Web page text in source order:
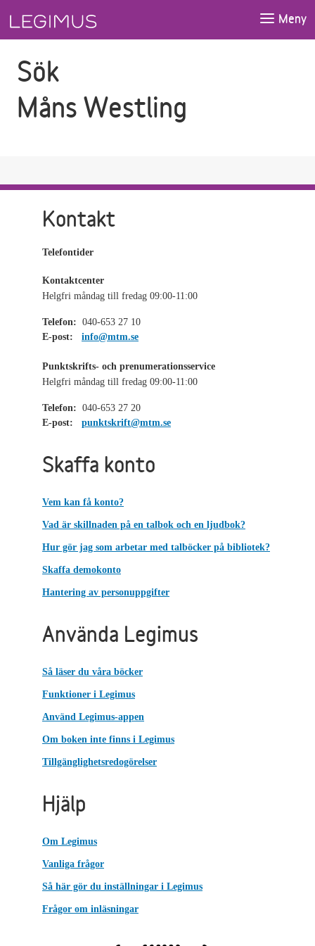
Meny
Sök
Måns Westling
Kontakt
Telefontider
Kontaktcenter
Helgfri måndag till fredag 09:00-11:00
Telefon: 040-653 27 10
E-post:
info@mtm.se
Punktskrifts- och prenumerationsservice
Helgfri måndag till fredag 09:00-11:00
Telefon: 040-653 27 20
E-post:
punktskrift@mtm.se
Skaffa konto
Vem kan få konto?
Vad är skillnaden på en talbok och en ljudbok?
Hur gör jag som arbetar med talböcker på bibliotek?
Skaffa demokonto
Hantering av personuppgifter
Använda Legimus
Så läser du våra böcker
Funktioner i Legimus
Använd Legimus-appen
Om boken inte finns i Legimus
Tillgänglighetsredogörelser
Hjälp
Om Legimus
Vanliga frågor
Så här gör du inställningar i Legimus
Frågor om inläsningar